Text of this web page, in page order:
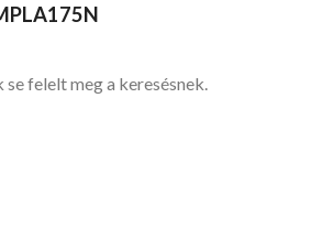
se felelt meg a keresésnek.